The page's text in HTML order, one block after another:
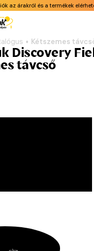
az árakról és a termékek
Kétszemes
Discovery
távcső